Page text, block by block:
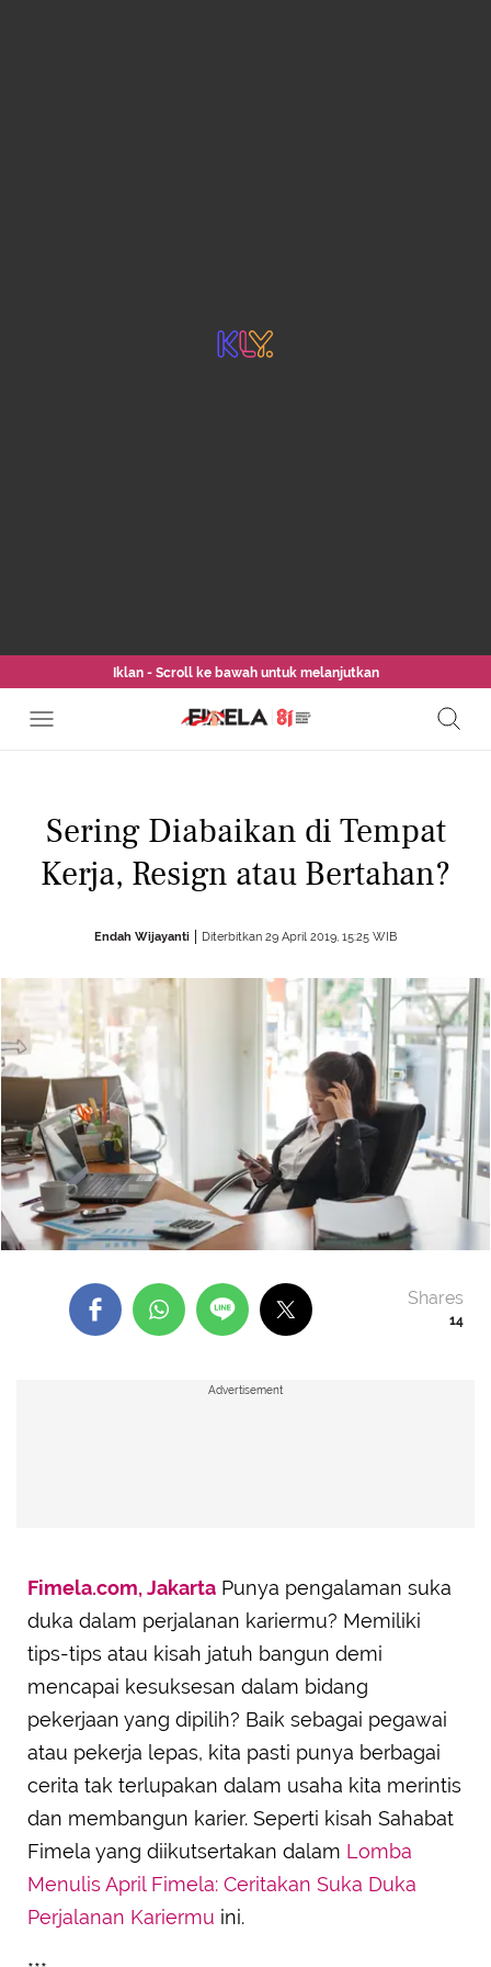
Iklan - Scroll ke bawah untuk melanjutkan
Sering Diabaikan di Tempat
Kerja, Resign atau Bertahan?
Endah Wijayanti Diterbitkan 29 April 2019, 15:25 WIB
14
Shares
Advertisement
Fimela.com, Jakarta Punya pengalaman suka
duka dalam perjalanan kariermu? Memiliki
tips-tips atau kisah jatuh bangun demi
mencapai kesuksesan dalam bidang
pekerjaan yang dipilih? Baik sebagai pegawai
atau pekerja lepas, kita pasti punya berbagai
cerita tak terlupakan dalam usaha kita merintis
dan membangun karier. Seperti kisah Sahabat
Fimela yang diikutsertakan dalam Lomba
Menulis April Fimela: Ceritakan Suka Duka
Perjalanan Kariermu ini.